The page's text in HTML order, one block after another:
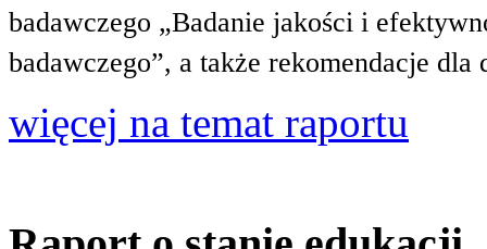
badawczego „Badanie jakości i
badawczego”, a także rekomendacje
więcej na temat raportu